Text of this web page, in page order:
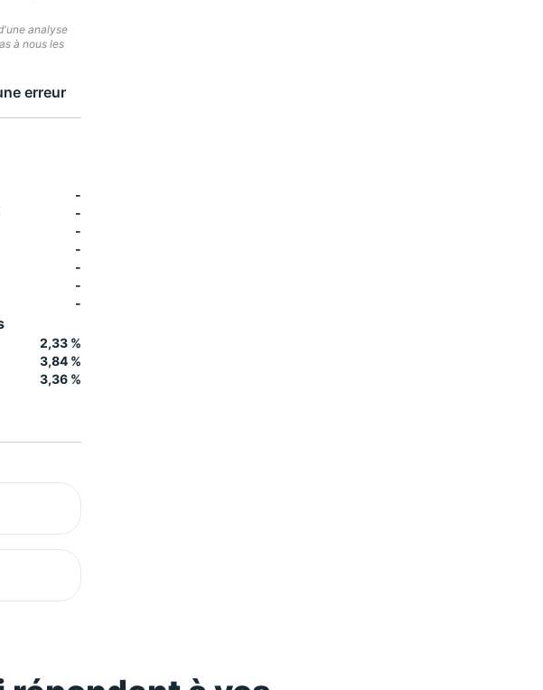
analyse
à nous les
erreur
-
-
-
-
-
-
-
2,33 %
3,84 %
3,36 %